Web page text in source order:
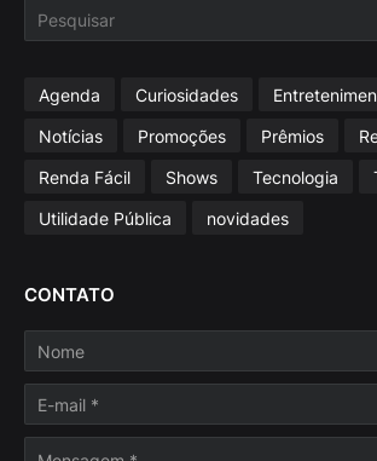
Agenda Curiosidades
Notícias
Promoções Prêmios
Renda Fácil
Shows Tecnologia
Utilidade Pública
novidades
CONTATO